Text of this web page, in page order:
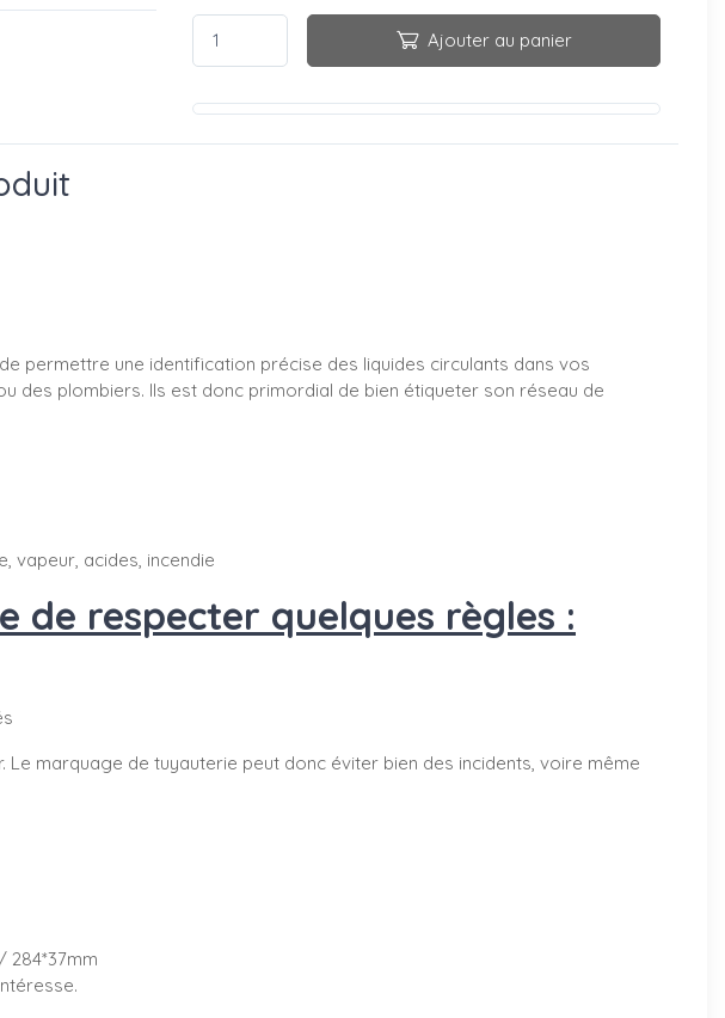
Ajouter au panier
permettre une identification précise des liquides circulants dans vos
des plombiers. Ils est donc primordial de bien étiqueter son réseau de
vapeur, acides, incendie
respecter quelques règles :
marquage de tuyauterie peut donc éviter bien des incidents, voire même
284*37mm